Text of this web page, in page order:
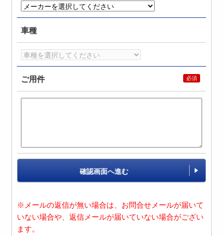
車種
ご用件
確認画面へ進む
※メールの返信が無い場合は、お問合せメールが届いて
いない場合や、返信メールが届いていない場合がござい
ます。